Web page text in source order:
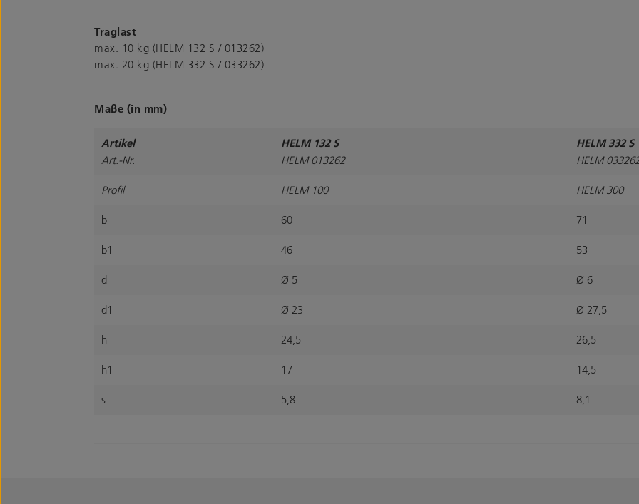
Traglast
max. 10 kg (HELM 132 S / 013262)
max. 20 kg (HELM 332 S / 033262)
Maße (in mm)
Artikel
Art.-Nr.
HELM 132 S
HELM 013262
HELM 332 S
HELM
Profil HELM 100 HELM 300
b 60 71
b1 46 53
d Ø 5 Ø 6
d1 Ø 23 Ø 27,5
h 24,5 26,5
h1 17 14,5
s 5,8 8,1